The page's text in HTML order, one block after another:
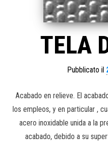
TELA
Pubblicato il
Acabado en relieve. El
los empleos, y en particular ,
acero inoxidable unida a la
acabado, debido a su